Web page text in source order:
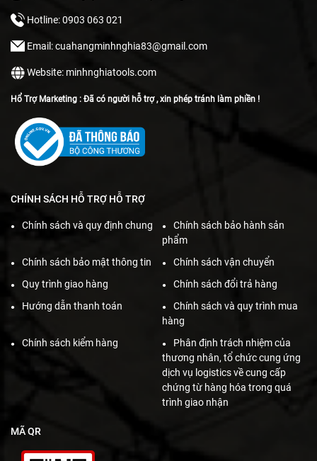
Hotline: 0903 063 021
Email: cuahangminhnghia83@gmail.com
Website: minhnghiatools.com
Hổ Trợ Marketing : Đã có người hỗ trợ , xin phép tránh làm phiền !
CHÍNH SÁCH HỖ TRỢ HỖ TRỢ
Chính sách và quy định chung
Chính sách bảo hành sản
phẩm
Chính sách bảo mật thông tin
Chính sách vận chuyển
Quy trình giao hàng
Chính sách đổi trả hàng
Hướng dẫn thanh toán
Chính sách và quy trình mua
hàng
Chính sách kiểm hàng
Phân định trách nhiệm của
thương nhân, tổ chức cung ứng
dịch vụ logistics về cung cấp
chứng từ hàng hóa trong quá
trình giao nhận
MÃ QR